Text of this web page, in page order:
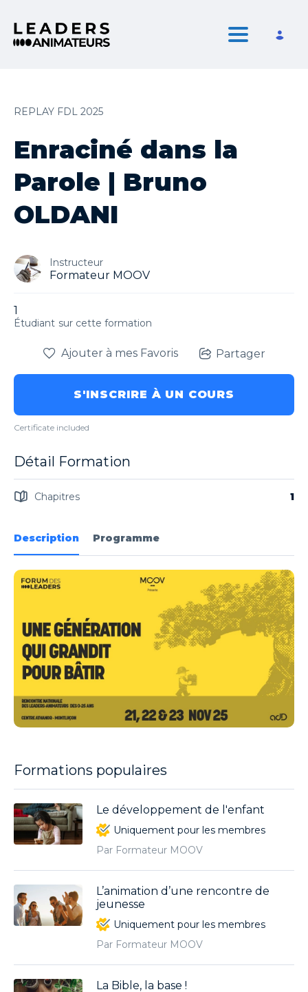
Toggle
REPLAY FDL 2025
Enraciné dans la
Parole | Bruno
OLDANI
Instructeur
Formateur MOOV
1
Étudiant sur cette formation
Description Programme
Ajouter à mes Favoris Partager
S'INSCRIRE À UN COURS
Certificate included
Détail Formation
Chapitres 1
Formations populaires
Le développement de l'enfant
Uniquement pour les membres
Par Formateur MOOV
L’animation d’une rencontre de
jeunesse
Uniquement pour les membres
Par Formateur MOOV
La Bible, la base !